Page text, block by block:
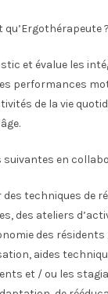
?
et évalue les
performances
de la vie
en
techniques de
des ateliers
des
aides
et / ou les